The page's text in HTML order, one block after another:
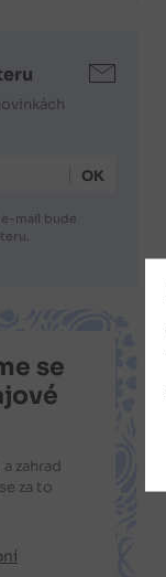
e-mail bude
se
zahrad
za to